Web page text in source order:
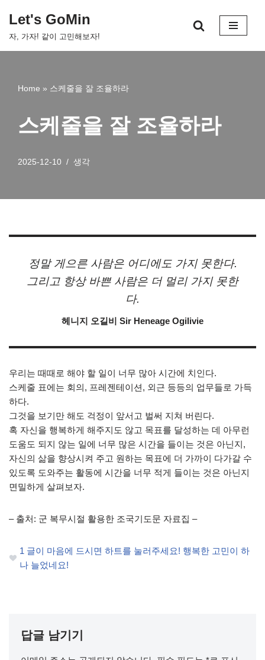
콘
Let's GoMin
자, 가자! 같이 고민해보자!
Home » 스케줄을 잘 조율하라
스케줄을 잘 조율하라
2025-12-10 생각
정말 게으른 사람은 어디에도 가지 못한다.
그리고 항상 바쁜 사람은 더 멀리 가지 못한
다.
헤니지 오길비 Sir Heneage Ogilivie
우리는 때때로 해야 할 일이 너무 많아 시간에 치인다.
스케줄 표에는 회의, 프레젠테이션, 외근 등등의 업무들로 가득
하다.
그것을 보기만 해도 걱정이 앞서고 벌써 지쳐 버린다.
혹 자신을 행복하게 해주지도 않고 목표를 달성하는 데 아무런
도움도 되지 않는 일에 너무 많은 시간을 들이는 것은 아닌지,
자신의 삶을 향상시켜 주고 원하는 목표에 더 가까이 다가갈 수
있도록 도와주는 활동에 시간을 너무 적게 들이는 것은 아닌지
면밀하게 살펴보자.
– 출처: 군 복무시절 활용한 조국기도문 자료집 –
1 글이 마음에 드시면 하트를 눌러주세요! 행복한 고민이 하
나 늘었네요!
답글 남기기